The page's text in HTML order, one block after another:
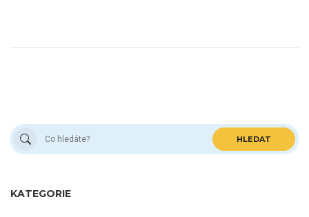
HLEDAT
KATEGORIE